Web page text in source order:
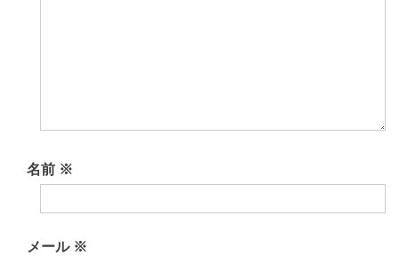
名前 ※
メール ※